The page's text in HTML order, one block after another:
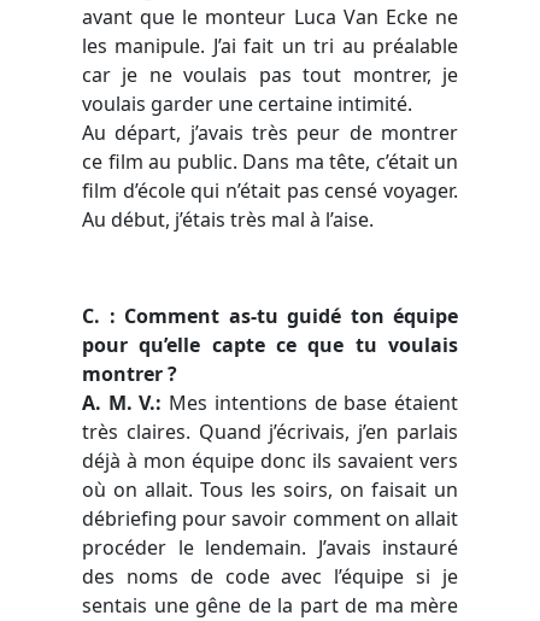
avant que le monteur Luca Van Ecke ne
les manipule. J’ai fait un tri au préalable
car je ne voulais pas tout montrer, je
voulais garder une certaine intimité.
Au départ, j’avais très peur de montrer
ce film au public. Dans ma tête, c’était un
film d’école qui n’était pas censé voyager.
Au début, j’étais très mal à l’aise.
C. : Comment as-tu guidé ton équipe
pour qu’elle capte ce que tu voulais
montrer ?
A. M. V.: Mes intentions de base étaient
très claires. Quand j’écrivais, j’en parlais
déjà à mon équipe donc ils savaient vers
où on allait. Tous les soirs, on faisait un
débriefing pour savoir comment on allait
procéder le lendemain. J’avais instauré
des noms de code avec l’équipe si je
sentais une gêne de la part de ma mère